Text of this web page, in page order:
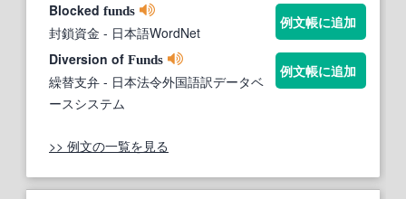
Blocked funds
封鎖資金 - 日本語WordNet
例文帳に追加
Diversion of Funds
繰替支弁 - 日本法令外国語訳データベ
ースシステム
例文帳に追加
>> 例文の一覧を見る